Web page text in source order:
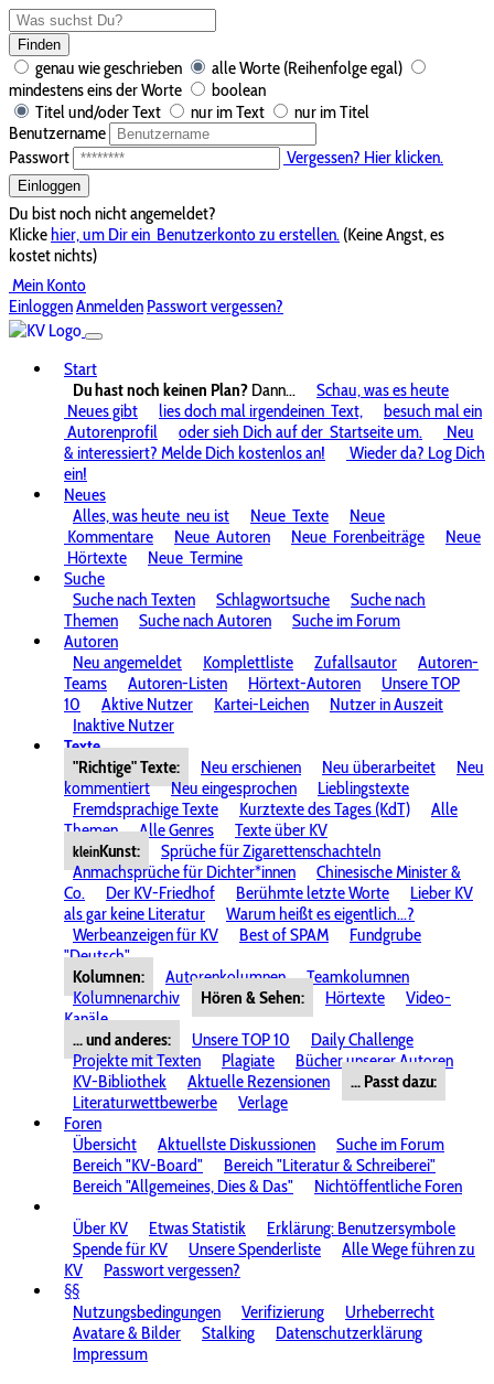
Finden
genau wie geschrieben
alle Worte (Reihenfolge egal)
mindestens eins der Worte
boolean
Titel und/oder Text
nur im Text
nur im Titel
Benutzername
Passwort
Vergessen? Hier klicken.
Einloggen
Du bist noch nicht angemeldet?
Klickehier, um Dir ein Benutzerkonto zu erstellen. (Keine Angst, es
kostet nichts)
Mein Konto
EinloggenAnmelden Passwort vergessen?
Start
Du hast noch keinen Plan? Dann...
Schau, was es heute
Neues gibt
lies doch mal irgendeinen Text,
besuch mal ein
Autorenprofil
oder sieh Dich auf der Startseite um.
Neu
& interessiert? Melde Dich kostenlos an!
Wieder da? Log Dich
ein!
Neues
Alles, was heute neu ist Neue Texte
Neue
Kommentare
Neue Autoren Neue Forenbeiträge
Neue
Hörtexte
Neue Termine
Suche
Suche nach Texten
Schlagwortsuche
Suche nach
Themen
Suche nach Autoren
Suche im Forum
Autoren
Neu angemeldet
Komplettliste Zufallsautor
Autoren-
Teams
Autoren-Listen Hörtext-Autoren
Unsere TOP
10
Aktive Nutzer Kartei-Leichen
Nutzer in Auszeit
Inaktive Nutzer
Texte
"Richtige" Texte:
Neu erschienen Neu überarbeitet
Neu
kommentiert
Neu eingesprochen
Lieblingstexte
Fremdsprachige Texte
Kurztexte des Tages (KdT)
Alle
Themen
Alle Genres Texte über KV
kleinKunst:
Sprüche für Zigarettenschachteln
Anmachsprüche für Dichter*innen
Chinesische Minister &
Co.
Der KV-Friedhof Berühmte letzte Worte
Lieber KV
als gar keine Literatur
Warum heißt es eigentlich...?
Werbeanzeigen für KV
Best of SPAM
Fundgrube
"Deutsch"
Kolumnen:
Autorenkolumnen
Teamkolumnen
Kolumnenarchiv
Hören & Sehen: Hörtexte
Video-
Kanäle
... und anderes:
Unsere TOP 10
Daily Challenge
Projekte mit Texten
Plagiate
Bücher unserer Autoren
KV-Bibliothek
Aktuelle Rezensionen
... Passt dazu:
Literaturwettbewerbe
Verlage
Foren
Übersicht
Aktuellste Diskussionen
Suche im Forum
Bereich "KV-Board"
Bereich "Literatur & Schreiberei"
Bereich "Allgemeines, Dies & Das"
Nichtöffentliche Foren
Über KV
Etwas Statistik
Erklärung: Benutzersymbole
Spende für KV
Unsere Spenderliste
Alle Wege führen zu
KV
Passwort vergessen?
§§
Nutzungsbedingungen
Verifizierung
Urheberrecht
Avatare & Bilder
Stalking
Datenschutzerklärung
Impressum